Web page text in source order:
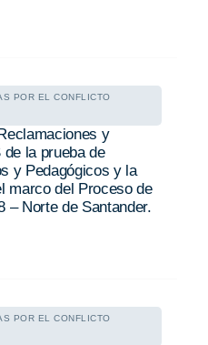
POR EL CONFLICTO
y
la prueba de
y Pedagógicos y la
marco del Proceso de
– Norte de Santander.
POR EL CONFLICTO